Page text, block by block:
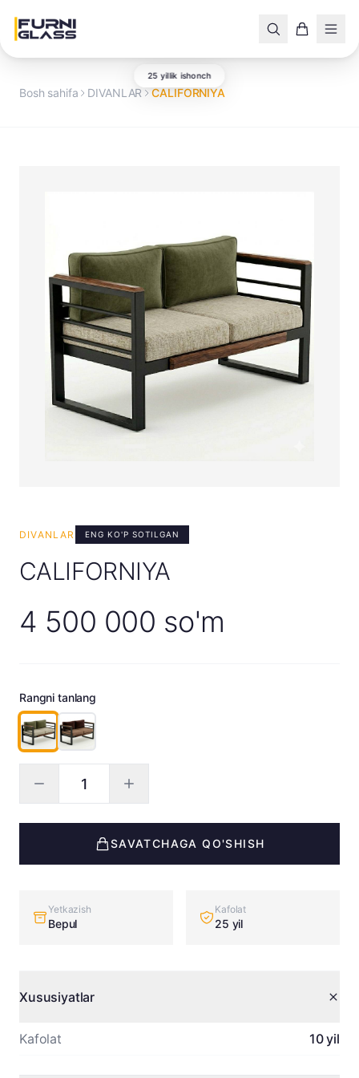
25 yillik ishonch
Bosh sahifa DIVANLAR CALIFORNIYA
DIVANLAR ENG KO'P SOTILGAN
CALIFORNIYA
4 500 000 so'm
Rangni tanlang
SAVATCHAGA QO'SHISH
Yetkazish
Bepul
Kafolat
25 yil
Xususiyatlar
Kafolat 10 yil